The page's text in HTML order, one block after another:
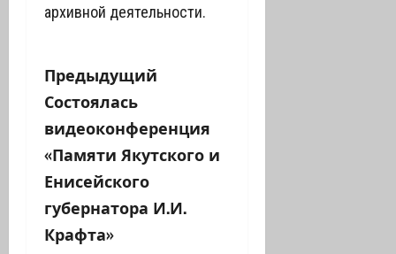
архивной деятельности.
Н
а
в
и
г
Предыдущий
Состоялась
видеоконференция
«Памяти Якутского и
Енисейского
губернатора И.И.
Крафта»